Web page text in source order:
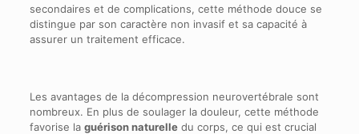
secondaires et de complications, cette méthode douce se
distingue par son caractère non invasif et sa capacité à
assurer un traitement efficace.
Les avantages de la décompression neurovertébrale sont
nombreux. En plus de soulager la douleur, cette méthode
favorise la guérison naturelledu corps, ce qui est crucial